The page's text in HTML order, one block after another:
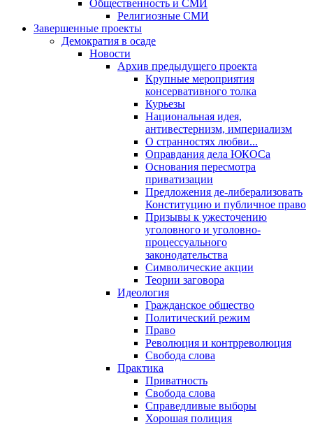
Общественность и СМИ
Религиозные СМИ
Завершенные проекты
Демократия в осаде
Новости
Архив предыдущего проекта
Крупные мероприятия
консервативного толка
Курьезы
Национальная идея,
антивестернизм, империализм
О странностях любви...
Оправдания дела ЮКОСа
Основания пересмотра
приватизации
Предложения де-либерализовать
Конституцию и публичное право
Призывы к ужесточению
уголовного и уголовно-
процессуального
законодательства
Символические акции
Теории заговора
Идеология
Гражданское общество
Политический режим
Право
Революция и контрреволюция
Свобода слова
Практика
Приватность
Свобода слова
Справедливые выборы
Хорошая полиция